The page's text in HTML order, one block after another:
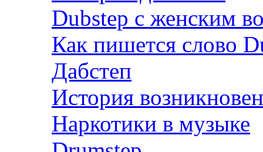
Dubstep с женским
Как пишется слово
Дабстеп
История
Наркотики в музыке